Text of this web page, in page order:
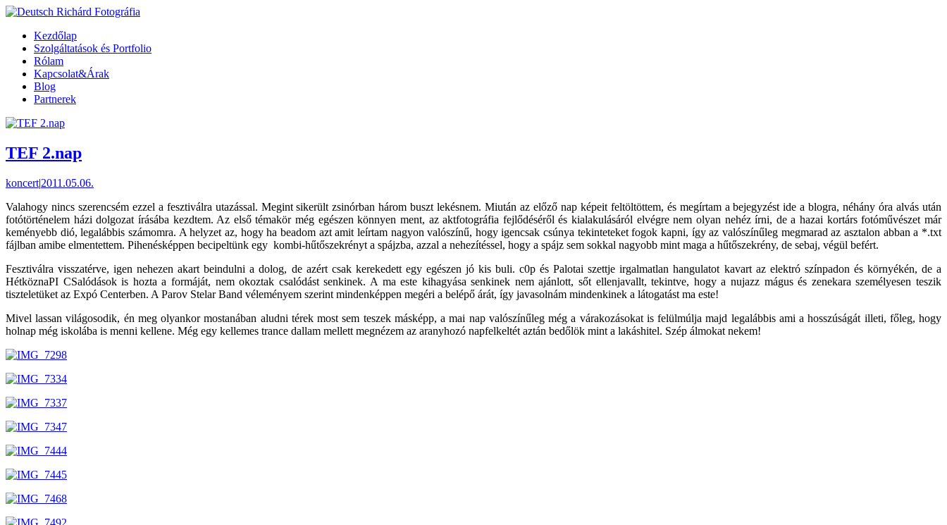
Kezdőlap
Szolgáltatások és Portfolio
Rólam
Kapcsolat&Árak
Blog
Partnerek
TEF 2.nap
koncert|2011.05.06.
Valahogy nincs szerencsém ezzel a fesztiválra utazással. Megint sikerült zsinórban három buszt lekésnem. Miután az előző nap képeit feltöltöttem, és megírtam a bejegyzést ide a blogra, néhány óra alvás után
fotótörténelem házi dolgozat írásába kezdtem. Az első témakör még egészen könnyen ment, az aktfotográfia fejlődéséről és kialakulásáról elvégre nem olyan nehéz írni, de a hazai kortárs fotóművészet már
keményebb dió, legalábbis számomra. A helyzet az, hogy ha beadom azt amit leírtam nagyon valószínű, hogy igencsak csúnya tekinteteket fogok kapni, így az valószínűleg megmarad az asztalon abban a *.txt
fájlban amibe elmentettem. Pihenésképpen becipeltünk egy kombi-hűtőszekrényt a spájzba, azzal a nehezítéssel, hogy a spájz sem sokkal nagyobb mint maga a hűtőszekrény, de sebaj, végül befért.
Fesztiválra visszatérve, igen nehezen akart beindulni a dolog, de azért csak kerekedett egy egészen jó kis buli. c0p és Palotai szettje irgalmatlan hangulatot kavart az elektró színpadon és környékén, de a
HétköznaPI CSalódások is hozta a formáját, nem okoztak csalódást senkinek. A ma este kihagyása senkinek nem ajánlott, sőt ellenjavallt, tekintve, hogy a nujazz mágus és zenekara személyesen teszik
tiszteletüket az Expó Centerben. A Parov Stelar Band véleményem szerint mindenképpen megéri a belépő árát, így javasolnám mindenkinek a látogatást ma este!
Mivel lassan világosodik, én meg olyankor mostanában aludni térek most sem teszek másképp, a mai nap valószínűleg még a várakozásokat is felülmúlja majd legalábbis ami a hosszúságát illeti, főleg, hogy
holnap még iskolába is menni kellene. Még egy kellemes trance dallam mellett megnézem az aranyhozó napfelkeltét aztán bedőlök mint a lakáshitel. Szép álmokat nekem!